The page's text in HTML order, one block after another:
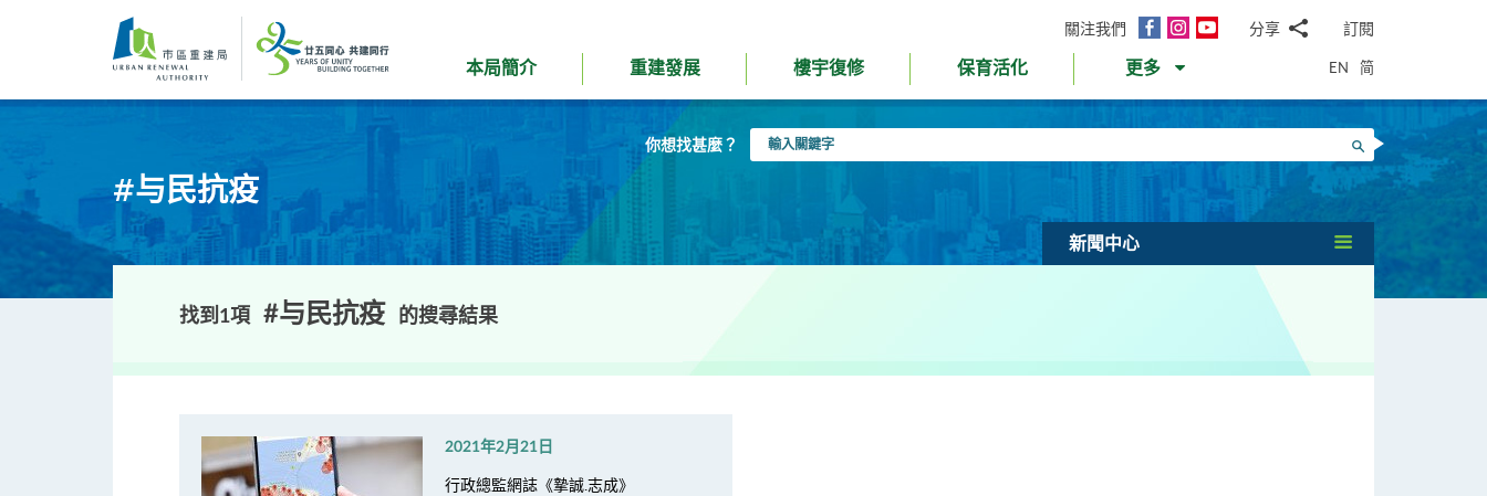
內
關注我們
面
InstagramYouTube分享
郵WhatsApp
微
信
面
書Twitter
LinkedIn
微
博
訂閱
本局簡介 重建發展 樓宇復修 保育活化 更多 EN 简
你想找甚麼？
入
字
搜尋
#与民抗疫
新聞中心
找到1項 #与民抗疫 的搜尋結果
2021年2月21日
行政總監網誌《摯誠.志成》